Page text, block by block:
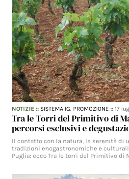
NOTIZIE :: SISTEMA IG, PROMOZIONE ::17
Tra le Torri del Primitivo di
percorsi esclusivi e
Il contatto con la natura, la serenità di
tradizioni enogastronomiche e
Puglia: ecco Tra le torri del Primitivo di